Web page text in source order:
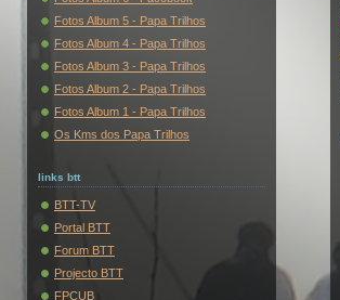
Fotos Album 5 - Papa Trilhos
Fotos Album 4 - Papa Trilhos
Fotos Album 3 - Papa Trilhos
Fotos Album 2 - Papa Trilhos
Fotos Album 1 - Papa Trilhos
Os Kms dos Papa Trilhos
links btt
BTT-TV
Portal BTT
Forum BTT
Projecto BTT
FPCUB